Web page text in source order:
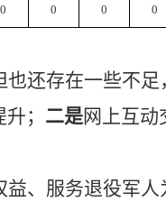
0 0 0 0
还存在一些不足
； 二是网上互动
、服务退役军人